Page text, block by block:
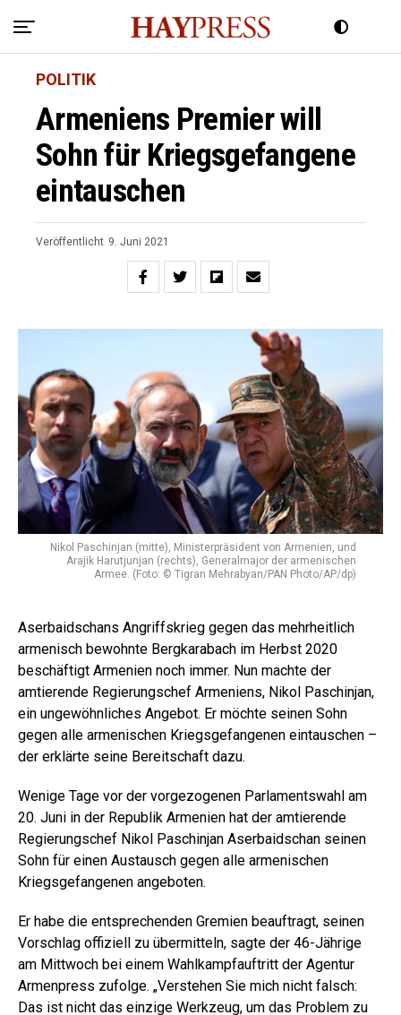
POLITIK
Armeniens Premier will
Sohn für Kriegsgefangene
eintauschen
Veröffentlicht 9. Juni 2021
Nikol Paschinjan (mitte), Ministerpräsident von Armenien, und
Arajik Harutjunjan (rechts), Generalmajor der armenischen
Armee. (Foto: © Tigran Mehrabyan/PAN Photo/AP/dp)
Aserbaidschans Angriffskrieg gegen das mehrheitlich
armenisch bewohnte Bergkarabach im Herbst 2020
beschäftigt Armenien noch immer. Nun machte der
amtierende Regierungschef Armeniens, Nikol Paschinjan,
ein ungewöhnliches Angebot. Er möchte seinen Sohn
gegen alle armenischen Kriegsgefangenen eintauschen –
der erklärte seine Bereitschaft dazu.
Wenige Tage vor der vorgezogenen Parlamentswahl am
20. Juni in der Republik Armenien hat der amtierende
Regierungschef Nikol Paschinjan Aserbaidschan seinen
Sohn für einen Austausch gegen alle armenischen
Kriegsgefangenen angeboten.
Er habe die entsprechenden Gremien beauftragt, seinen
Vorschlag offiziell zu übermitteln, sagte der 46-Jährige
am Mittwoch bei einem Wahlkampfauftritt der Agentur
Armenpress zufolge. „Verstehen Sie mich nicht falsch:
Das ist nicht das einzige Werkzeug, um das Problem zu